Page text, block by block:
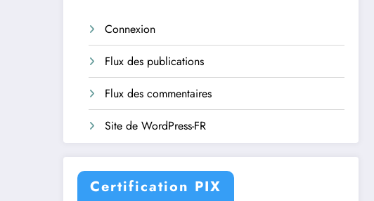
Connexion
Flux des publications
Flux des commentaires
Site de WordPress-FR
Certification PIX